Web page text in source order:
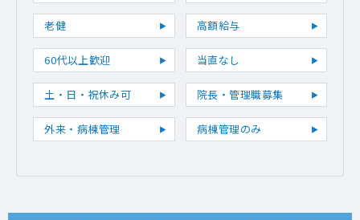
老健 高額給与
60代以上歓迎 当直なし
土・日・祝休み可 院長・管理職募集
外来・病棟管理 病棟管理のみ